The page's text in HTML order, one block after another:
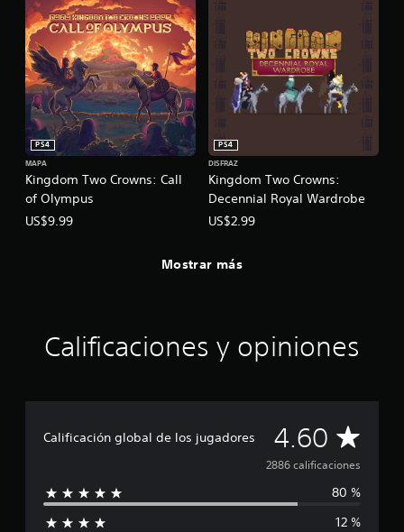
Kingdom Two Crowns: Call
of Olympus
PS4
MAPA
US$9.99
Kingdom Two Crowns:
Decennial Royal Wardrobe
PS4
DISFRAZ
US$2.99
Mostrar más
Calificaciones y opiniones
Calificación global de los jugadores 4.60 C
a
l
2886 calificaciones
80 %
12 %